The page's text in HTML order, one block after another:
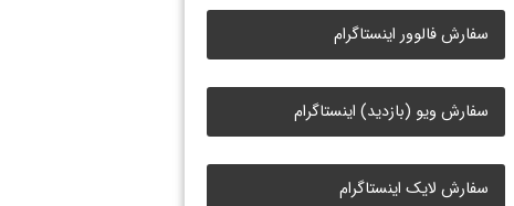
سفارش فالوور اینستاگرام
سفارش ویو (بازدید) اینستاگرام
سفارش لایک اینستاگرام